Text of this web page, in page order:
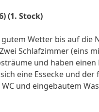
(1. Stock)
Wetter bis auf die
Schlafzimmer (eins
und haben einen
eine Essecke und der
und eingebautem